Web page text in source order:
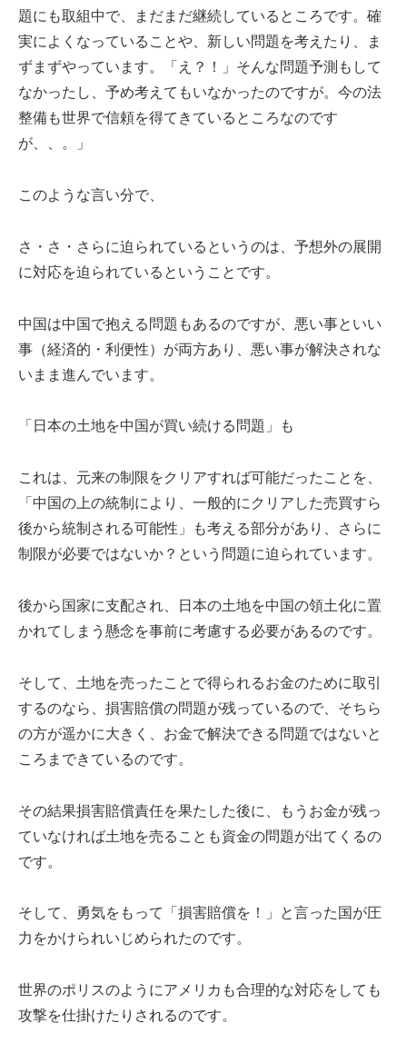
題にも取組中で、まだまだ継続しているところです。確
実によくなっていることや、新しい問題を考えたり、ま
ずまずやっています。「え？！」そんな問題予測もして
なかったし、予め考えてもいなかったのですが。今の法
整備も世界で信頼を得てきているところなのです
が、、。」
このような言い分で、
さ・さ・さらに迫られているというのは、予想外の展開
に対応を迫られているということです。
中国は中国で抱える問題もあるのですが、悪い事といい
事（経済的・利便性）が両方あり、悪い事が解決されな
いまま進んでいます。
「日本の土地を中国が買い続ける問題」も
これは、元来の制限をクリアすれば可能だったことを、
「中国の上の統制により、一般的にクリアした売買すら
後から統制される可能性」も考える部分があり、さらに
制限が必要ではないか？という問題に迫られています。
後から国家に支配され、日本の土地を中国の領土化に置
かれてしまう懸念を事前に考慮する必要があるのです。
そして、土地を売ったことで得られるお金のために取引
するのなら、損害賠償の問題が残っているので、そちら
の方が遥かに大きく、お金で解決できる問題ではないと
ころまできているのです。
その結果損害賠償責任を果たした後に、もうお金が残っ
ていなければ土地を売ることも資金の問題が出てくるの
です。
そして、勇気をもって「損害賠償を！」と言った国が圧
力をかけられいじめられたのです。
世界のポリスのようにアメリカも合理的な対応をしても
攻撃を仕掛けたりされるのです。